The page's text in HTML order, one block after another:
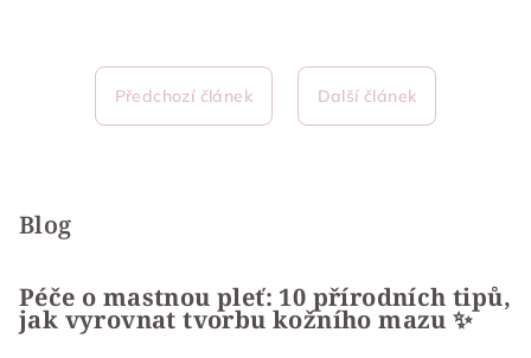
Předchozí článek Další článek
Blog
Péče o mastnou pleť: 10 přírodních tipů,
jak vyrovnat tvorbu kožního mazu ✨